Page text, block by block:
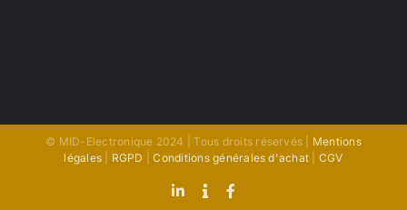
© MID-Electronique 2024 | Tous droits réservés | Mentions
légales
RGPD |Conditions générales d'achat CGV
LinkedIn
Indeed